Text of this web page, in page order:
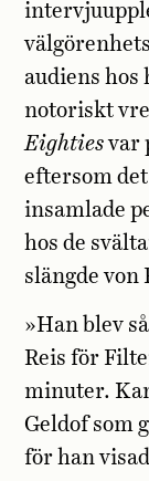
audiens hos
notoriskt
Eightiesvar
eftersom
insamlade
hos de
slängde von
»Han blev
Reis för
minuter.
Geldof som
för han